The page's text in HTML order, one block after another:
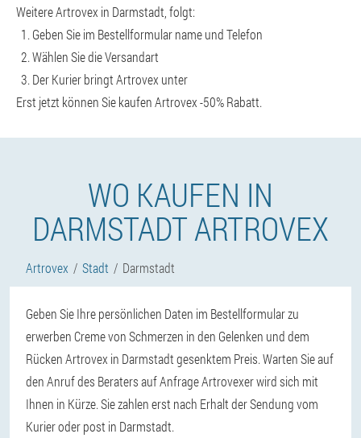
Weitere Artrovex in Darmstadt, folgt:
Geben Sie im Bestellformular name und Telefon
Wählen Sie die Versandart
Der Kurier bringt Artrovex unter
Erst jetzt können Sie kaufen Artrovex -50% Rabatt.
WO KAUFEN IN
DARMSTADT ARTROVEX
Artrovex Stadt Darmstadt
Geben Sie Ihre persönlichen Daten im Bestellformular zu
erwerben Creme von Schmerzen in den Gelenken und dem
Rücken Artrovex in Darmstadt gesenktem Preis. Warten Sie auf
den Anruf des Beraters auf Anfrage Artrovexer wird sich mit
Ihnen in Kürze. Sie zahlen erst nach Erhalt der Sendung vom
Kurier oder post in Darmstadt.